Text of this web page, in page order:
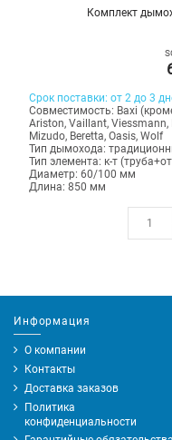
Комплект
Срок поставки: от 2 до 3
Совместимость: Baxi
Ariston, Vaillant, Viessmann,
Mizudo, Beretta, Oasis, Wolf
Тип дымохода:
Тип элемента: к-т
Диаметр: 60/100 мм
Длина: 850 мм
Информация
О компании
Контакты
Доставка заказов
Политика
конфиденциальности